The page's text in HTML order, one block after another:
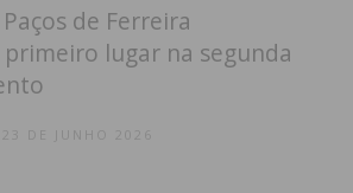
de Ferreira
lugar na segunda